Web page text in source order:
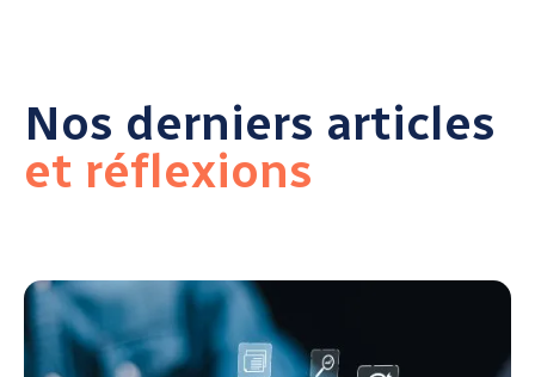
Nos derniers articles
et réflexions